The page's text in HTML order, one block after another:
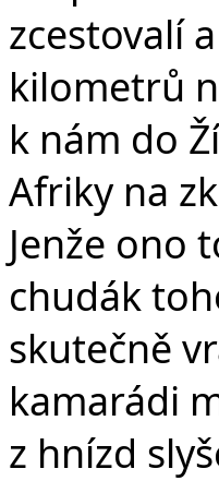
zcestovalí
kilometrů
k nám do
Afriky na
Jenže ono
chudák
skutečně
kamarádi
z hnízd